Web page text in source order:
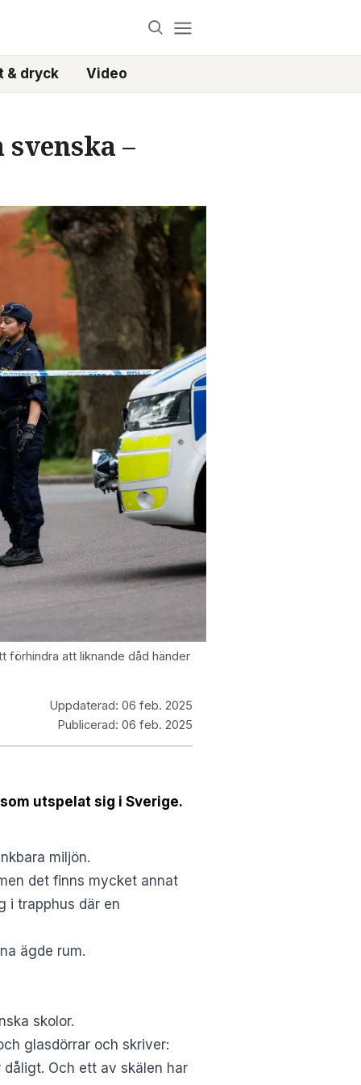
& dryck Video
–
förhindra att liknande dåd händer
Uppdaterad: 06 feb. 2025
Publicerad: 06 feb. 2025
utspelat sig i Sverige.
miljön.
det finns mycket annat
i trapphus där en
ägde rum.
skolor.
glasdörrar och skriver:
Och ett av skälen har